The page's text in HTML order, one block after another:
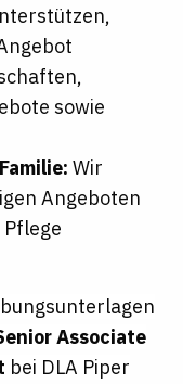
sowie
Wir
Angeboten
Associate
bei DLA Piper